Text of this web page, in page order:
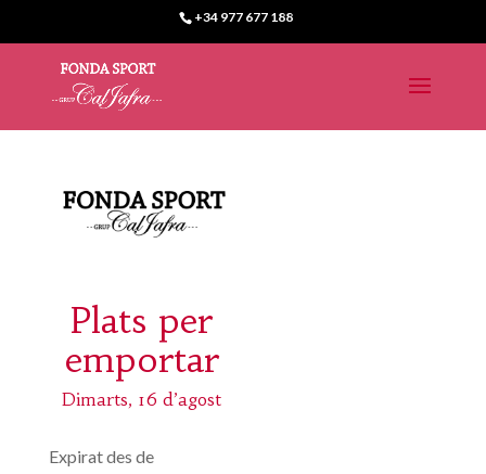
+34 977 677 188
Plats per
emportar
Dimarts, 16 d’agost
Expirat des de